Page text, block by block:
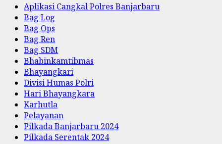
Aplikasi Cangkal Polres Banjarbaru
Bag Log
Bag Ops
Bag Ren
Bag SDM
Bhabinkamtibmas
Bhayangkari
Divisi Humas Polri
Hari Bhayangkara
Karhutla
Pelayanan
Pilkada Banjarbaru 2024
Pilkada Serentak 2024